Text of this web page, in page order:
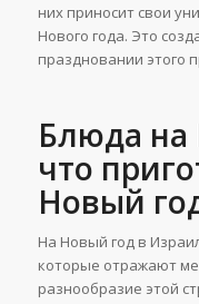
них приносит свои
Нового года. Это
праздновании этого
Блюда на
что
Новый
На Новый год в
которые отражают
разнообразие этой